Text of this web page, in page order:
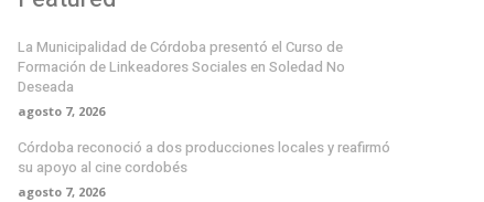
La Municipalidad de Córdoba presentó el Curso de
Formación de Linkeadores Sociales en Soledad No
Deseada
agosto 7, 2026
Córdoba reconoció a dos producciones locales y reafirmó
su apoyo al cine cordobés
agosto 7, 2026